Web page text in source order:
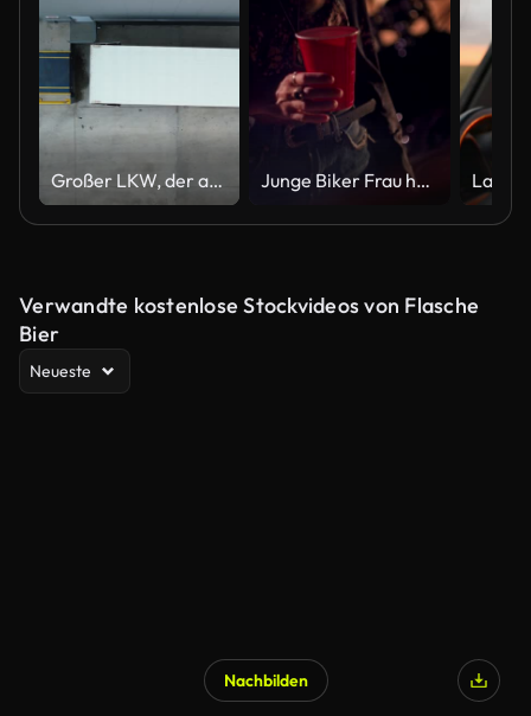
Großer LKW, der an die Laderampe andockt, Verladen von Produkten in die LKWs im Lager, Produkte werden auf die LKWs geladen und dann die Türen des LKW geschlossen, Verladen von Produkten mit Gabelstapler Junge Biker Frau hält Plastikbecher bei Nacht-Musik-festival
Verwandte kostenlose Stockvideos von Flasche
Bier
Neueste
Nachbilden